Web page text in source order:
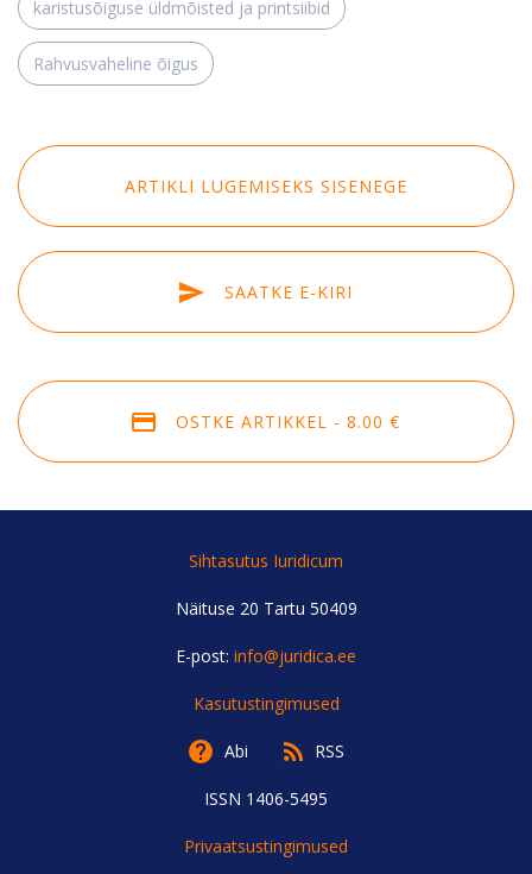
karistusõiguse üldmõisted ja printsiibid
Rahvusvaheline õigus
ARTIKLI LUGEMISEKS SISENEGE
SAATKE E-KIRI
OSTKE ARTIKKEL - 8.00 €
Sihtasutus Iuridicum
Näituse 20 Tartu 50409
E-post: info@juridica.ee
Kasutustingimused
Abi RSS
ISSN 1406-5495
Privaatsustingimused